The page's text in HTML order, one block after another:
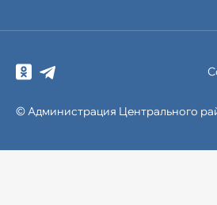
© Администрация Центрального